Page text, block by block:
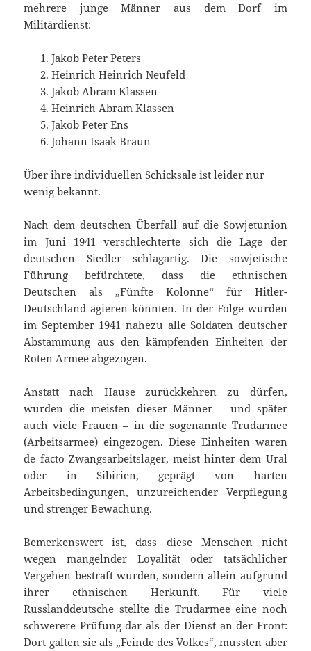
mehrere junge Männer aus dem Dorf im
Militärdienst:
Jakob Peter Peters
Heinrich Heinrich Neufeld
Jakob Abram Klassen
Heinrich Abram Klassen
Jakob Peter Ens
Johann Isaak Braun
Über ihre individuellen Schicksale ist leider nur
wenig bekannt.
Nach dem deutschen Überfall auf die Sowjetunion
im Juni 1941 verschlechterte sich die Lage der
deutschen Siedler schlagartig. Die sowjetische
Führung befürchtete, dass die ethnischen
Deutschen als „Fünfte Kolonne“ für Hitler-
Deutschland agieren könnten. In der Folge wurden
im September 1941 nahezu alle Soldaten deutscher
Abstammung aus den kämpfenden Einheiten der
Roten Armee abgezogen.
Anstatt nach Hause zurückkehren zu dürfen,
wurden die meisten dieser Männer – und später
auch viele Frauen – in die sogenannte Trudarmee
(Arbeitsarmee) eingezogen. Diese Einheiten waren
de facto Zwangsarbeitslager, meist hinter dem Ural
oder in Sibirien, geprägt von harten
Arbeitsbedingungen, unzureichender Verpflegung
und strenger Bewachung.
Bemerkenswert ist, dass diese Menschen nicht
wegen mangelnder Loyalität oder tatsächlicher
Vergehen bestraft wurden, sondern allein aufgrund
ihrer ethnischen Herkunft. Für viele
Russlanddeutsche stellte die Trudarmee eine noch
schwerere Prüfung dar als der Dienst an der Front:
Dort galten sie als „Feinde des Volkes“, mussten aber